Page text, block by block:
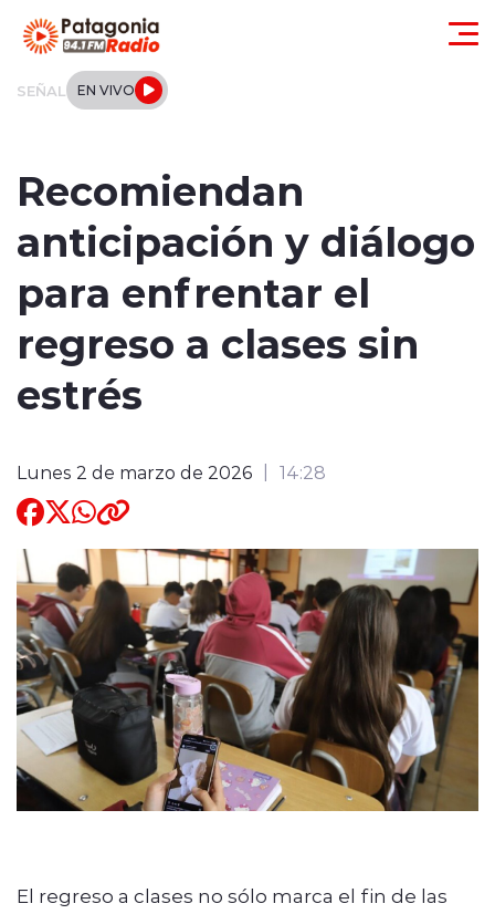
SEÑAL EN VIVO
Internacional
Entrevistas
modo claro
Recomiendan
anticipación y diálogo
para enfrentar el
regreso a clases sin
estrés
Lunes 2 de marzo de 2026 14:28
El regreso a clases no sólo marca el fin de las